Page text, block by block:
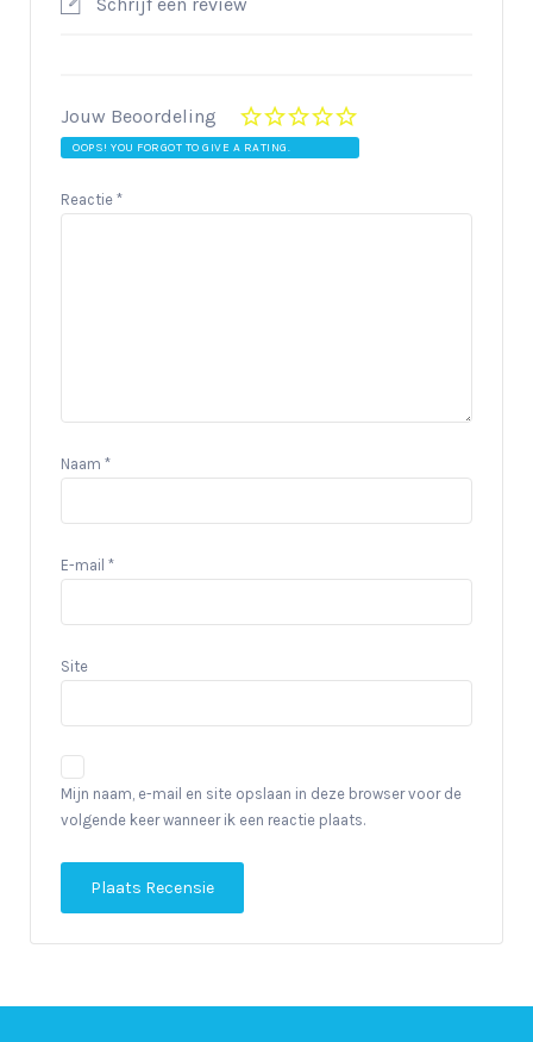
Jouw Beoordeling
OOPS! YOU FORGOT TO GIVE A RATING.
Reactie *
Naam *
E-mail *
Site
Mijn naam, e-mail en site opslaan in deze browser voor de
volgende keer wanneer ik een reactie plaats.